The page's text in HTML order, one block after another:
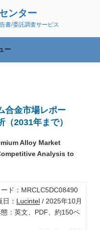
ンター
書/委託調査サービス
ー
合金市場レポー
（2031年まで）
Alloy Market
Analysis to
ド：MRCLC5DC08490
： Lucintel/ 2025年10月
：英文、PDF、約150ペ